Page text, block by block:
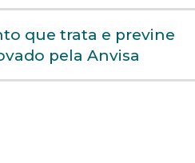
que trata e previne
pela Anvisa